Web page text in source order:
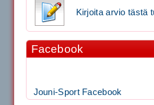
Kirjoita arvio tästä
Facebook
Jouni-Sport Facebook